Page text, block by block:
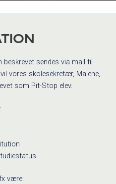
sendes via mail til
vores skolesekretær, Malene,
som Pit-Stop elev.
være: